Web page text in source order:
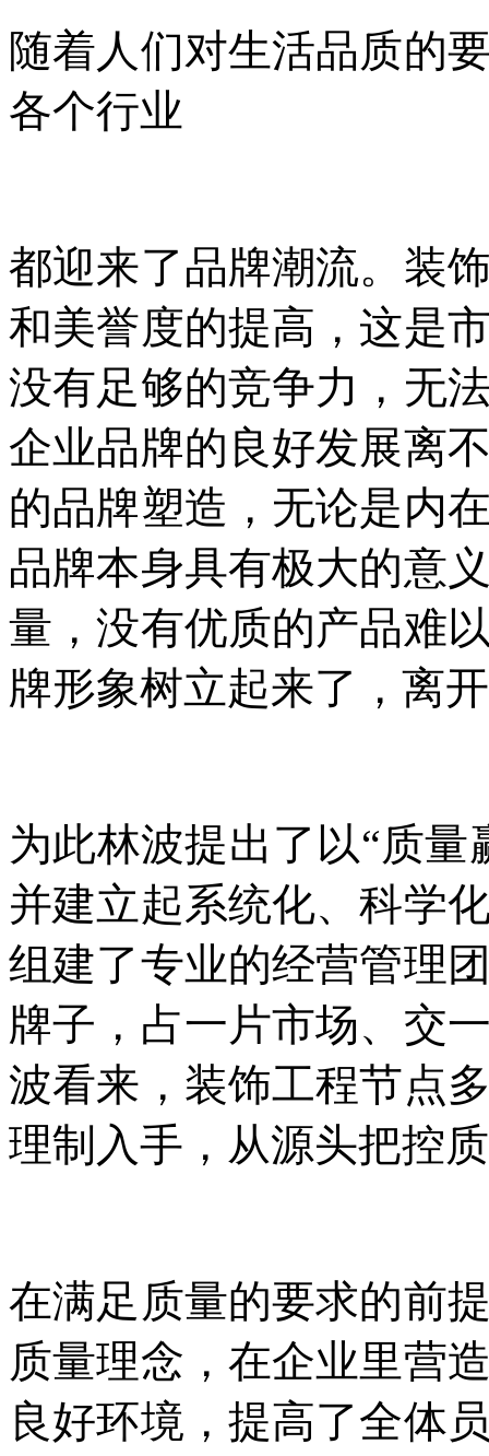
随着人们对生活品质的
各个行业
都迎来了品牌潮流。装
和美誉度的提高，这是
没有足够的竞争力，无
企业品牌的良好发展离
的品牌塑造，无论是内
品牌本身具有极大的意
量，没有优质的产品难
牌形象树立起来了，离
为此林波提出了以“质
并建立起系统化、科学
组建了专业的经营管理
牌子，占一片市场、交
波看来，装饰工程节点
理制入手，从源头把控
在满足质量的要求的前
质量理念，在企业里营
良好环境，提高了全体